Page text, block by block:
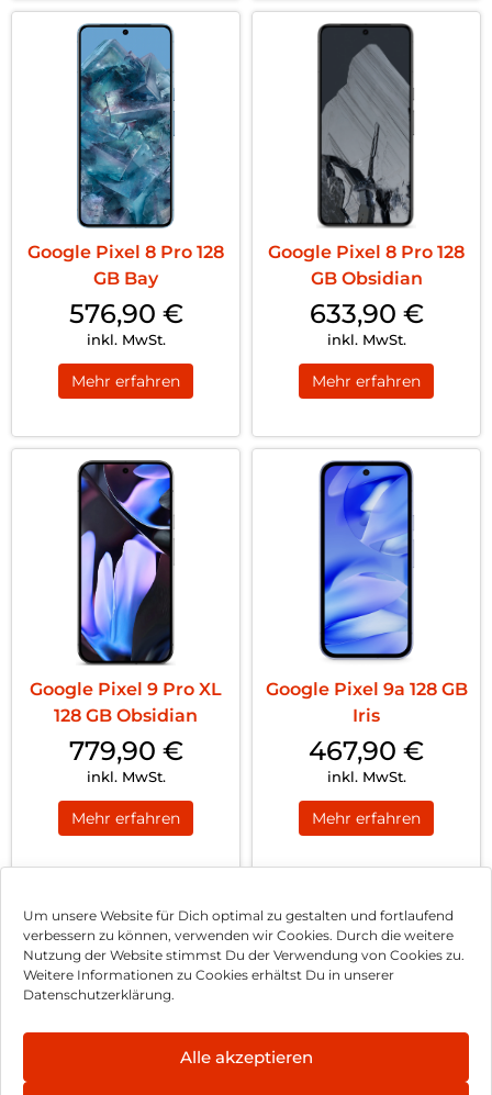
Um unsere Website für Dich optimal zu gestalten und fortlaufend
verbessern zu können, verwenden wir Cookies. Durch die weitere
Nutzung der Website stimmst Du der Verwendung von Cookies zu.
Weitere Informationen zu Cookies erhältst Du in unserer
Datenschutzerklärung.
Alle akzeptieren
Google Pixel 8 Pro 128
GB Bay
576,90 €
inkl. MwSt.
Mehr erfahren
Google Pixel 8 Pro 128
GB Obsidian
633,90 €
inkl. MwSt.
Mehr erfahren
Google Pixel 9 Pro XL
128 GB Obsidian
779,90 €
inkl. MwSt.
Mehr erfahren
Google Pixel 9a 128 GB
Iris
467,90 €
inkl. MwSt.
Mehr erfahren
1 2 Nächste
Impressum